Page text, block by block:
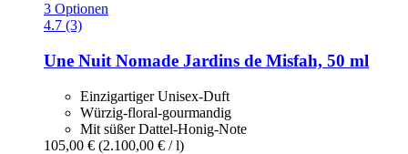
3 Optionen
4.7 (3)
Une Nuit Nomade Jardins de Misfah, 50 ml
Einzigartiger Unisex-Duft
Würzig-floral-gourmandig
Mit süßer Dattel-Honig-Note
105,00 € (2.100,00 € / l)